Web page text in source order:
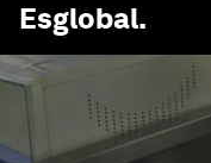
Esglobal.